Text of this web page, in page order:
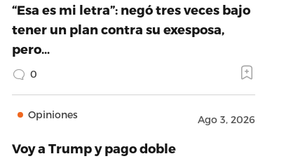
“Esa es mi letra”: negó tres veces bajo
tener un plan contra su exesposa,
pero…
0
Opiniones Ago 3, 2026
Voy a Trump y pago doble